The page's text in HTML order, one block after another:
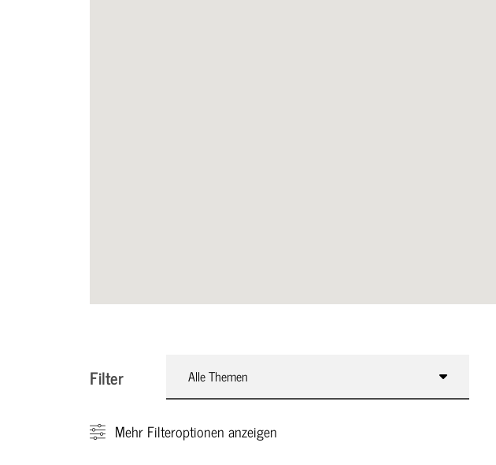
Filter Alle Themen
Mehr Filteroptionen anzeigen